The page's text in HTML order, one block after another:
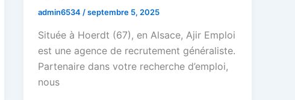
admin6534 /septembre 5, 2025
Située à Hoerdt (67), en Alsace, Ajir Emploi
est une agence de recrutement généraliste.
Partenaire dans votre recherche d’emploi,
nous